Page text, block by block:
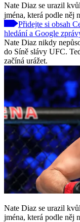
Nate Diaz se urazil
jména, která podle něj
Přidejte si obsah
hledání a Google
Nate Diaz nikdy
do Síně slávy UFC.
začíná urážet.
Nate Diaz se urazil
jména, která podle něj